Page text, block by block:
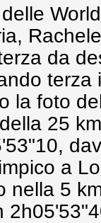
da
la foto
25
a
nella 5